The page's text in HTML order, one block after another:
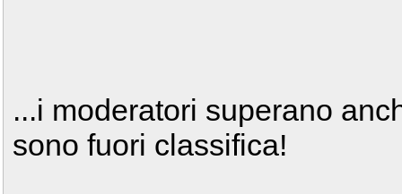
...i moderatori superano
sono fuori classifica!